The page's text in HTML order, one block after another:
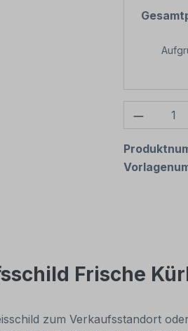
Frische
zum Verkaufsstandort